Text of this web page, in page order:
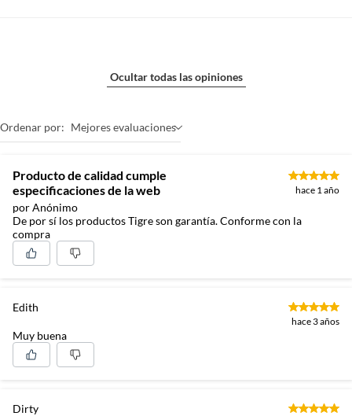
Ocultar todas las opiniones
Ordenar por: Mejores evaluaciones
Producto de calidad cumple
especificaciones de la web
por Anónimo
hace 1 año
De por sí los productos Tigre son garantía. Conforme con la
compra
Edith
hace 3 años
Muy buena
Dirty